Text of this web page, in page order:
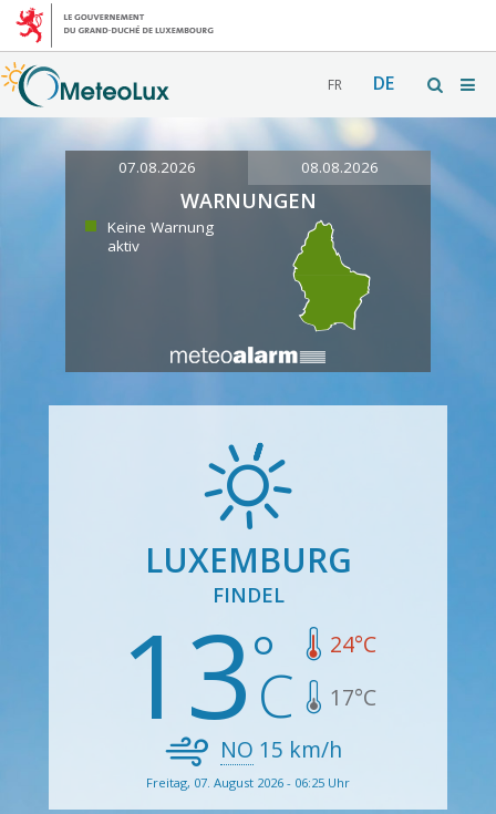
FR DE
07.08.2026 08.08.2026
WARNUNGEN
Keine Warnung
aktiv
LUXEMBURG
FINDEL
13 24°C
17°C
NO 15 km/h
Freitag, 07. August 2026 - 06:25 Uhr